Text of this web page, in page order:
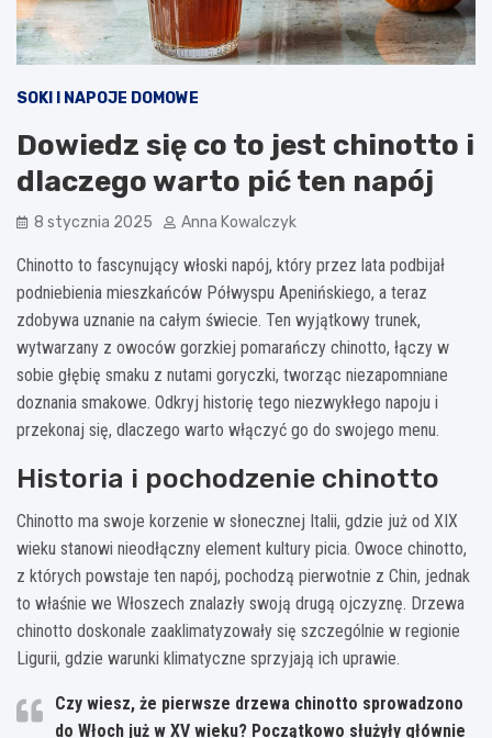
SOKI I NAPOJE DOMOWE
Dowiedz się co to jest chinotto i
dlaczego warto pić ten napój
8 stycznia 2025 Anna Kowalczyk
Chinotto to fascynujący włoski napój, który przez lata podbijał
podniebienia mieszkańców Półwyspu Apenińskiego, a teraz
zdobywa uznanie na całym świecie. Ten wyjątkowy trunek,
wytwarzany z owoców gorzkiej pomarańczy chinotto, łączy w
sobie głębię smaku z nutami goryczki, tworząc niezapomniane
doznania smakowe. Odkryj historię tego niezwykłego napoju i
przekonaj się, dlaczego warto włączyć go do swojego menu.
Historia i pochodzenie chinotto
Chinotto ma swoje korzenie w słonecznej Italii, gdzie już od XIX
wieku stanowi nieodłączny element kultury picia. Owoce chinotto,
z których powstaje ten napój, pochodzą pierwotnie z Chin, jednak
to właśnie we Włoszech znalazły swoją drugą ojczyznę. Drzewa
chinotto doskonale zaaklimatyzowały się szczególnie w regionie
Ligurii, gdzie warunki klimatyczne sprzyjają ich uprawie.
Czy wiesz, że pierwsze drzewa chinotto sprowadzono
do Włoch już w XV wieku? Początkowo służyły głównie